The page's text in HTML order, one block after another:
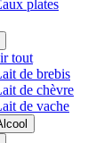
plates
tout
de brebis
de chèvre
de vache